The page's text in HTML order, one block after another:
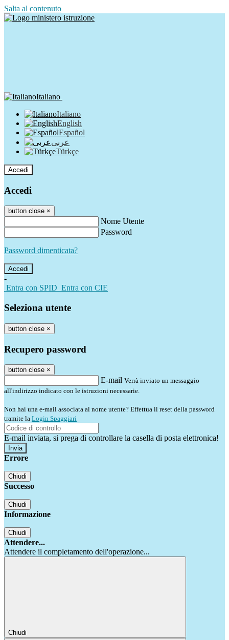
Salta al contenuto
Italiano
Italiano
English
Español
عربى
Türkçe
Accedi
Accedi
button close ×
Nome Utente
Password
Password dimenticata?
-
Entra con SPID Entra con CIE
Seleziona utente
button close ×
Recupero password
button close ×
E-mail Verrà inviato un messaggio
all'indirizzo indicato con le istruzioni necessarie.
Non hai una e-mail associata al nome utente? Effettua il reset della password
tramite la Login Spaggiari
E-mail inviata, si prega di controllare la casella di posta elettronica!
Errore
Chiudi
Successo
Chiudi
Informazione
Chiudi
Attendere...
Attendere il completamento dell'operazione...
Chiudi